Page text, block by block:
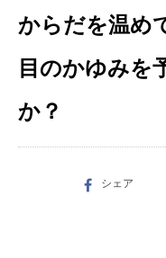
からだを温め
目のかゆみを
か？
シェア